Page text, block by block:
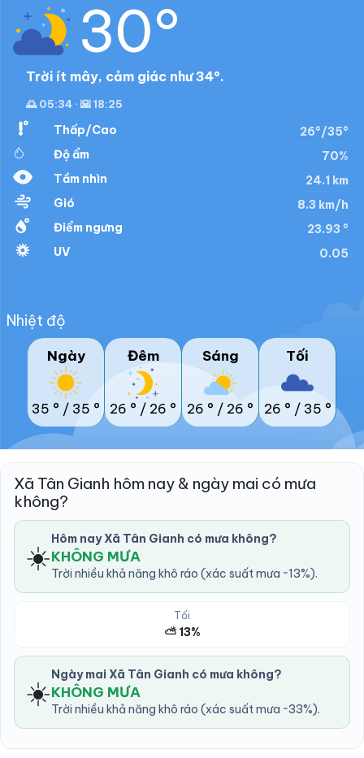
30°
Trời ít mây, cảm giác như 34°.
🌅 05:34 · 🌇 18:25
Thấp/Cao
26°/35°
Độ ẩm
70%
Tầm nhìn
24.1 km
Gió
8.3 km/h
Điểm ngưng
23.93 °
UV
0.05
Nhiệt độ
Ngày
35 ° / 35 °
Đêm
26 ° / 26 °
Sáng
26 ° / 26 °
Tối
26 ° / 35 °
Xã Tân Gianh hôm nay & ngày mai có mưa
không?
☀️ Hôm nay Xã Tân Gianh có mưa không?
KHÔNG MƯA
Trời nhiều khả năng khô ráo (xác suất mưa ~13%).
Tối
⛅ 13%
☀️ Ngày mai Xã Tân Gianh có mưa không?
KHÔNG MƯA
Trời nhiều khả năng khô ráo (xác suất mưa ~33%).